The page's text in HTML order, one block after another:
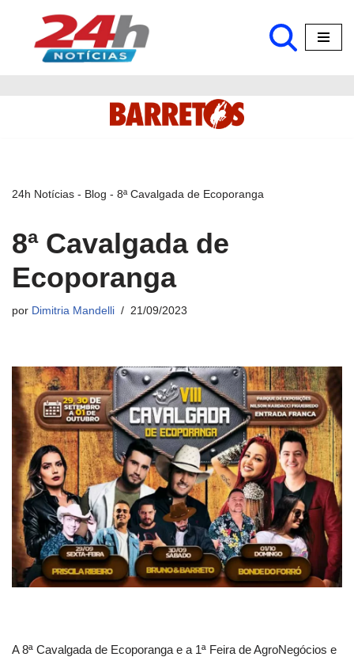
Pular
24h Notícias - Blog - 8ª Cavalgada de Ecoporanga
8ª Cavalgada de
Ecoporanga
por Dimitria Mandelli 21/09/2023
A 8ª Cavalgada de Ecoporanga e a 1ª Feira de AgroNegócios e